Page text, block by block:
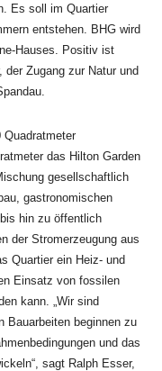
Es soll im Quartier
entstehen. BHG wird
Hauses. Positiv ist
Zugang zur Natur und
das Hilton Garden
gesellschaftlich
gastronomischen
hin zu öffentlich
der Stromerzeugung aus
Quartier ein Heiz- und
Einsatz von fossilen
kann. „Wir sind
Bauarbeiten beginnen zu
und das
sagt Ralph Esser,